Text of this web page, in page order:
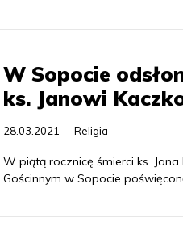
W Sopocie
ks. Janowi
28.03.2021 Religia
W piątą rocznicę śmierci ks.
Gościnnym w Sopocie